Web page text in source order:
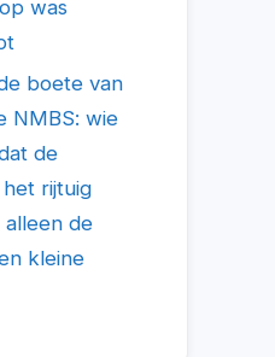
was
boete van
NMBS: wie
de
rijtuig
de
kleine